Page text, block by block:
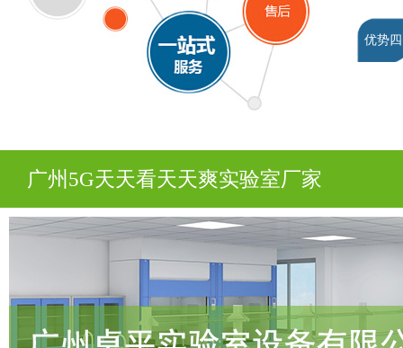
优势四
广州5G天天看天天爽实验室厂家